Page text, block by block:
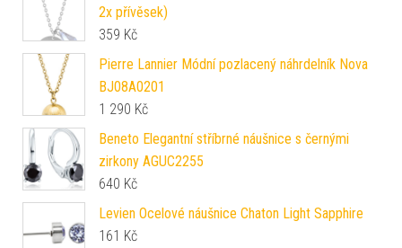
2x přívěsek)
359 Kč
Pierre Lannier Módní pozlacený náhrdelník Nova
BJ08A0201
1 290 Kč
Beneto Elegantní stříbrné náušnice s černými
zirkony AGUC2255
640 Kč
Levien Ocelové náušnice Chaton Light Sapphire
161 Kč